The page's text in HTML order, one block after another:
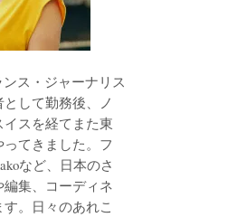
ス・ジャーナリス
して勤務後、ノ
スを経てまた東
てきました。フ
など、日本のさ
集、コーディネ
。日々のあれこ